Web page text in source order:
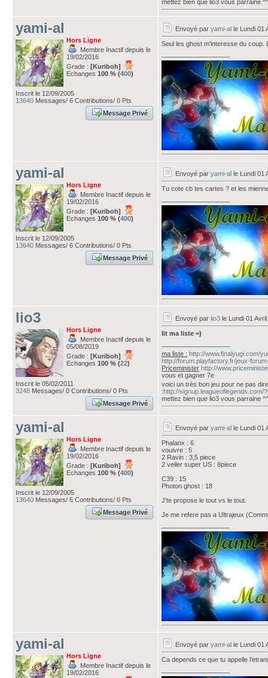
mettez bien que lio3 vous parraine ^^
yami-al
Hors Ligne
Membre Inactif depuis le
19/02/2016
Grade : [Kuriboh]
Echanges 100 % (400)
Inscrit le 12/09/2005
13640 Messages/ 6 Contributions/ 0 Pts
Message Privé
Envoyé par yami-al le Lundi 01
Seul les ghost m'interesse du coup.
yami-al
Hors Ligne
Membre Inactif depuis le
19/02/2016
Grade : [Kuriboh]
Echanges 100 % (400)
Inscrit le 12/09/2005
13640 Messages/ 6 Contributions/ 0 Pts
Message Privé
Envoyé par yami-al le Lundi 01
Tu cote cb tes cartes ? et les
lio3
Hors Ligne
Membre Inactif depuis le
05/08/2019
Grade : [Kuriboh]
Echanges 100 % (22)
Inscrit le 05/02/2011
3248 Messages/ 0 Contributions/ 0 Pts
Message Privé
Envoyé par lio3 le Lundi 01
lit ma liste =)
ma liste : http://www.finalyugi.com/
http://forum.playfactory.fr/jeux-
Priceminister http://
vous et gagner 7e
voici un très bon jeu pour ne pas
:http://signup.leagueoflegends.com/
mettez bien que lio3 vous parraine ^^
yami-al
Hors Ligne
Membre Inactif depuis le
19/02/2016
Grade : [Kuriboh]
Echanges 100 % (400)
Inscrit le 12/09/2005
13640 Messages/ 6 Contributions/ 0 Pts
Message Privé
Envoyé par yami-al le Lundi 01
Phalanx : 6
vouivre : 5
2 Ravin : 3,5 piece
2 veiler super US : 8piece
C39 : 15
Photon ghost : 18
J'te propose le tout vs le tout.
Je me refere pas a Ultrajeux
yami-al
Hors Ligne
Membre Inactif depuis le
19/02/2016
Envoyé par yami-al le Lundi 01
Ca depends ce que tu appelle